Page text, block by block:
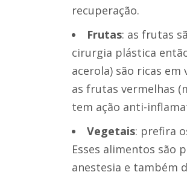
recuperação.
Frutas: as frutas
cirurgia plástica
acerola) são ricas
as frutas vermelhas
tem ação anti-
Vegetais: prefira
Esses alimentos são
anestesia e também